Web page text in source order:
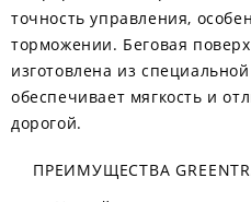
точность управления,
торможении. Беговая
изготовлена из
обеспечивает мягкость и
дорогой.
ПРЕИМУЩЕСТВА